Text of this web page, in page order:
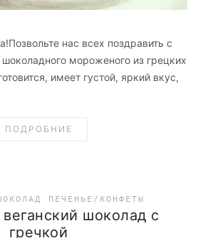
нас всех поздравить с
мороженого из грецких
имеет густой, яркий вкус,
ПОДРОБНИЕ
ПЕЧЕНЬЕ/КОНФЕТЫ
шоколад с
гречкой